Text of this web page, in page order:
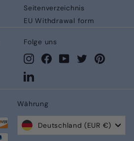
Seitenverzeichnis
EU Withdrawal form
Folge uns
InstagramFacebookYouTubeTwitter
LinkedIn
Währung
Deutschland (EUR €)